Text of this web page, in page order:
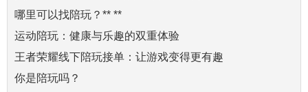
哪里可以找陪玩？** **
运动陪玩：健康与乐趣的双重体验
王者荣耀线下陪玩接单：让游戏变得更有趣
你是陪玩吗？